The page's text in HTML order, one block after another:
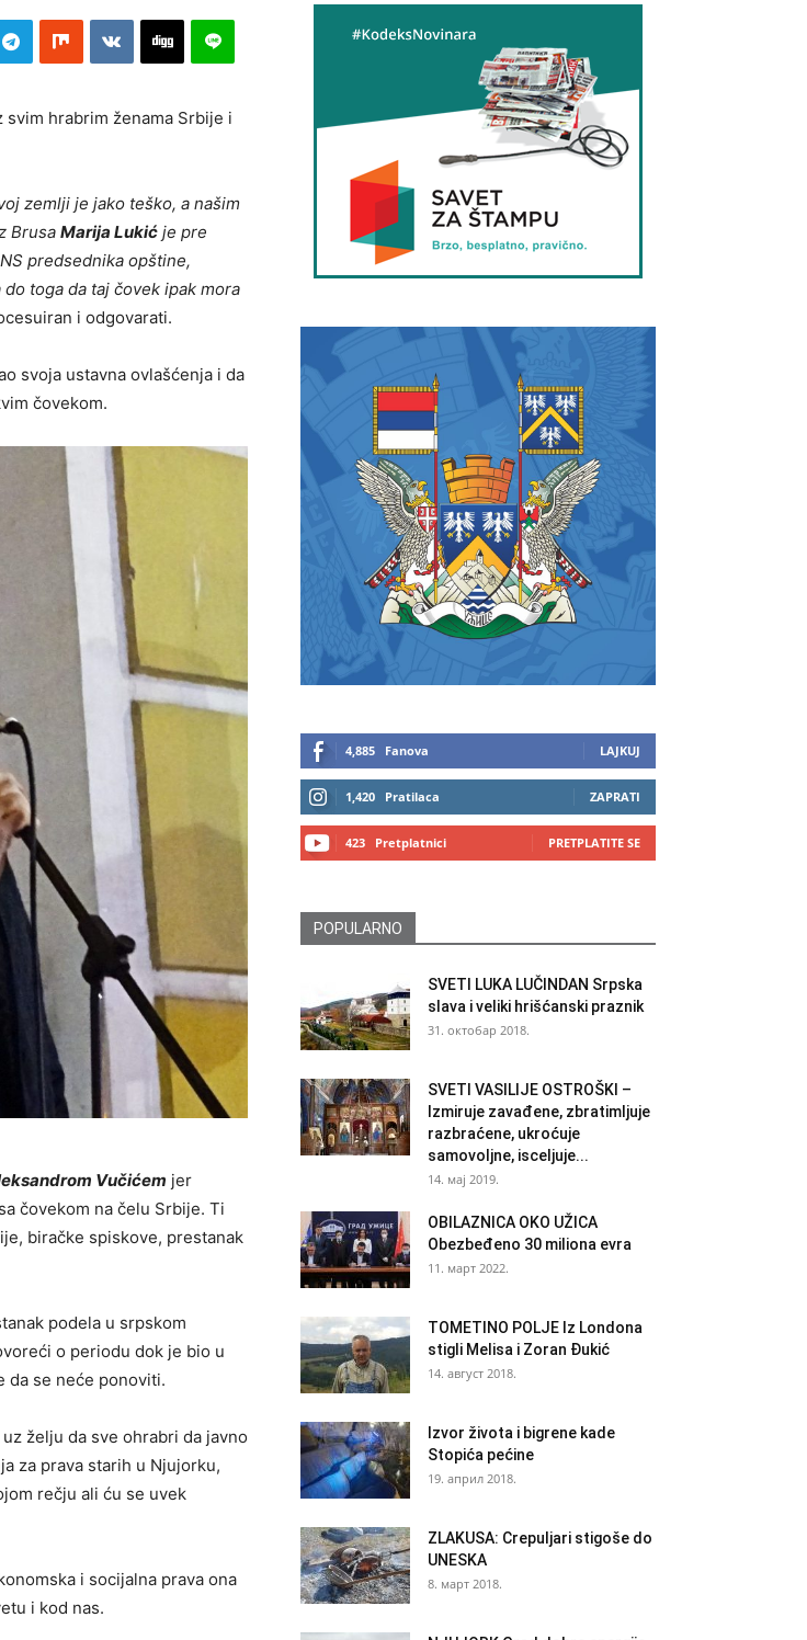
hrabrim ženama Srbije i
zemlji je jako teško, a našim
Brusa Marija Lukić je pre
predsednika opštine,
do toga da taj čovek ipak mora
i odgovarati.
svoja ustavna ovlašćenja i da
čovekom.
Vučićem jer
čovekom na čelu Srbije. Ti
biračke spiskove, prestanak
podela u srpskom
o periodu dok je bio u
da se neće ponoviti.
želju da sve ohrabri da javno
za prava starih u Njujorku,
rečju ali ću se uvek
i socijalna prava ona
i kod nas.
4,885 Fanova LAJKUJ
1,420 Pratilaca ZAPRATI
423 Pretplatnici PRETPLATITE SE
POPULARNO
SVETI LUKA LUČINDAN Srpska
slava i veliki hrišćanski praznik
31. октобар 2018.
SVETI VASILIJE OSTROŠKI –
Izmiruje zavađene, zbratimljuje
razbraćene, ukroćuje
samovoljne, isceljuje...
14. мај 2019.
OBILAZNICA OKO UŽICA
Obezbeđeno 30 miliona evra
11. март 2022.
TOMETINO POLJE Iz Londona
stigli Melisa i Zoran Đukić
14. август 2018.
Izvor života i bigrene kade
Stopića pećine
19. април 2018.
ZLAKUSA: Crepuljari stigoše do
UNESKA
8. март 2018.